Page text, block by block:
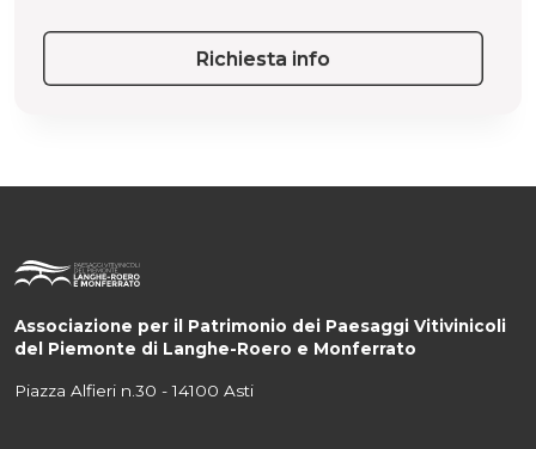
Richiesta info
Associazione per il Patrimonio dei Paesaggi Vitivinicoli
del Piemonte di Langhe-Roero e Monferrato
Piazza Alfieri n.30 - 14100 Asti